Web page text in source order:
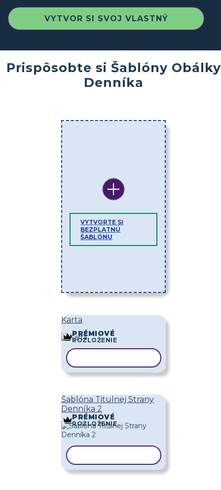
VYTVOR SI SVOJ VLASTNÝ
Prispôsobte si Šablóny Obálky
Denníka
VYTVORTE SI
BEZPLATNÚ
ŠABLÓNU
Karta
PRÉMIOVÉ
ROZLOŽENIE
Šablóna Titulnej Strany
Denníka 2
PRÉMIOVÉ
ROZLOŽENIE